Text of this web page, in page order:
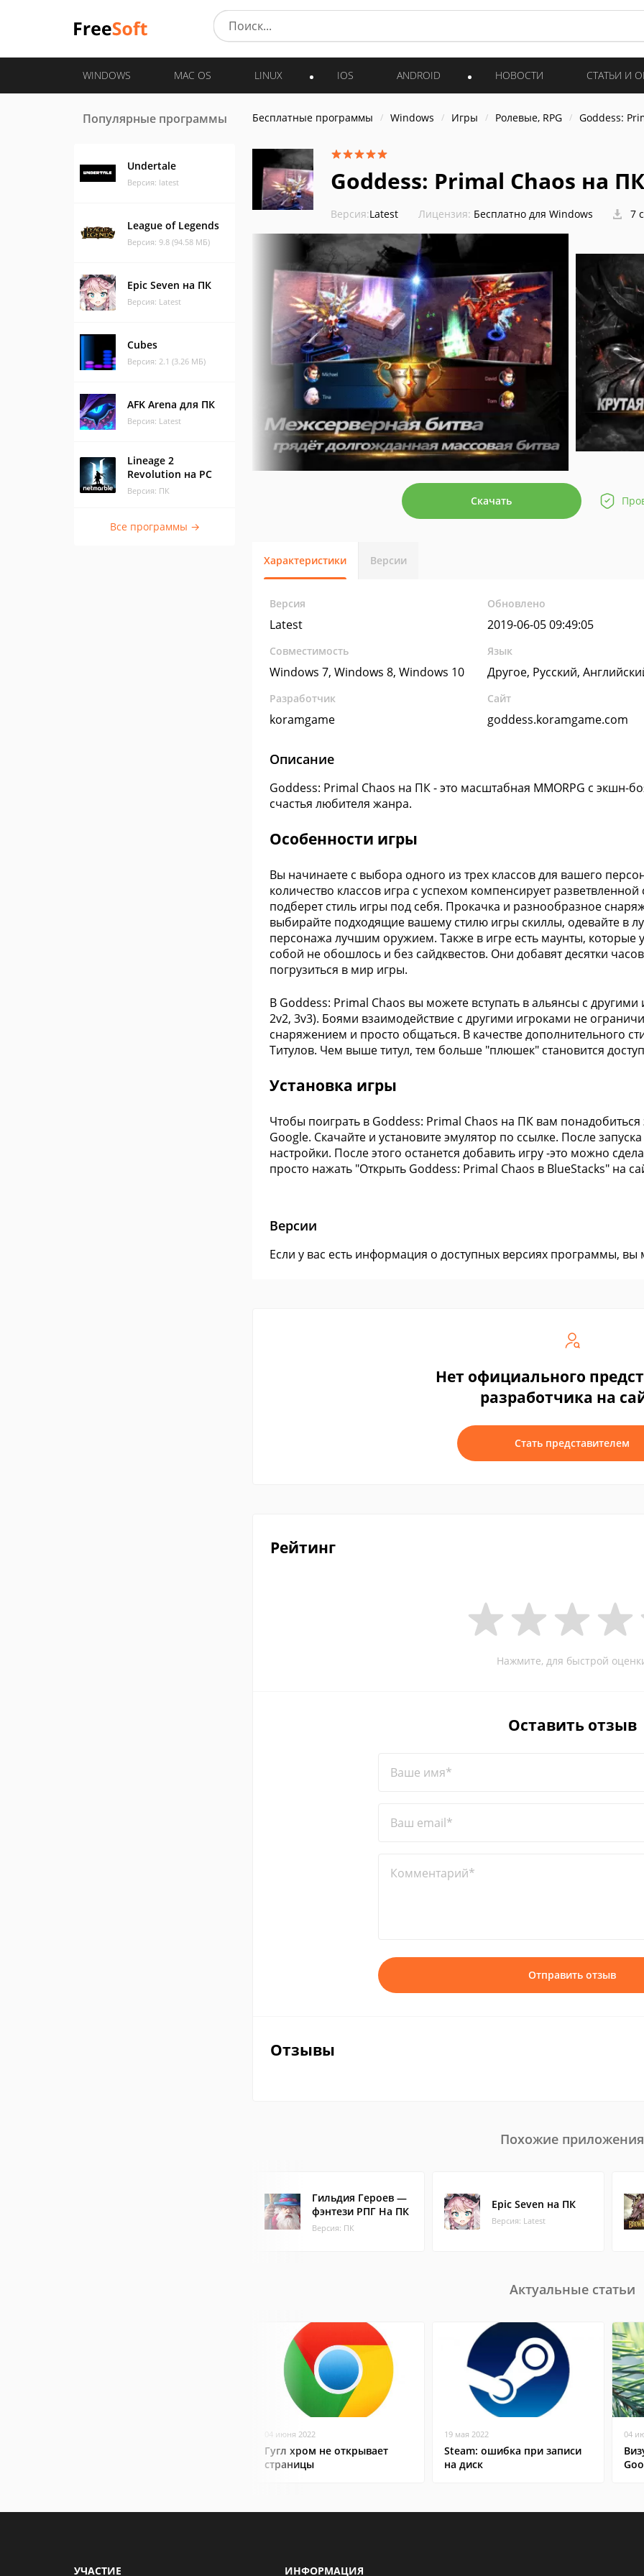
WINDOWS MAC OS LINUX IOS ANDROID НОВОСТИ СТАТЬИ И
Популярные программы
Undertale
Версия: latest
League of Legends
Версия: 9.8 (94.58 МБ)
Epic Seven на ПК
Версия: Latest
Cubes
Версия: 2.1 (3.26 МБ)
AFK Arena для ПК
Версия: Latest
Lineage 2
Revolution на PC
Версия: ПК
Все программы →
Бесплатные программы Windows Игры Ролевые, RPG Goddess:
Goddess: Primal Chaos на ПК
Версия:Latest Лицензия: Бесплатно для Windows 7
Скачать
Характеристики Версии
Версия
Latest
Обновлено
2019-06-05 09:49:05
Совместимость
Windows 7, Windows 8, Windows 10
Язык
Другое, Русский,
Разработчик
koramgame
Сайт
goddess.koramgame.com
Описание
Goddess: Primal Chaos на ПК - это масштабная MMORPG с экшн-
счастья любителя жанра.
Особенности игры
Вы начинаете с выбора одного из трех классов для вашего
количество классов игра с успехом компенсирует
подберет стиль игры под себя. Прокачка и разнообразное
выбирайте подходящие вашему стилю игры скиллы, одевайте в
персонажа лучшим оружием. Также в игре есть маунты,
собой не обошлось и без сайдквестов. Они добавят десятки
погрузиться в мир игры.
В Goddess: Primal Chaos вы можете вступать в альянсы с другими
2v2, 3v3). Боями взаимодействие с другими игроками не
снаряжением и просто общаться. В качестве дополнительного
Титулов. Чем выше титул, тем больше "плюшек" становится
Установка игры
Чтобы поиграть в Goddess: Primal Chaos на ПК вам понадобиться
Google. Скачайте и установите эмулятор по ссылке. После
настройки. После этого останется добавить игру -это можно
просто нажать "Открыть Goddess: Primal Chaos в BlueStacks" на
Версии
Если у вас есть информация о доступных версиях программы,
Нет официального
разработчика на
Стать представителем
Рейтинг
Нажмите, для быстрой
Оставить отзыв
Ваше имя*
Ваш email*
Комментарий*
Отправить отзыв
Отзывы
Похожие приложения
Гильдия Героев —
фэнтези РПГ На ПК
Версия: ПК
Epic Seven на ПК
Версия: Latest
Актуальные статьи
04 июня 2022
Гугл хром не открывает
страницы
19 мая 2022
Steam: ошибка при записи
на диск
04
УЧАСТИЕ ИНФОРМАЦИЯ